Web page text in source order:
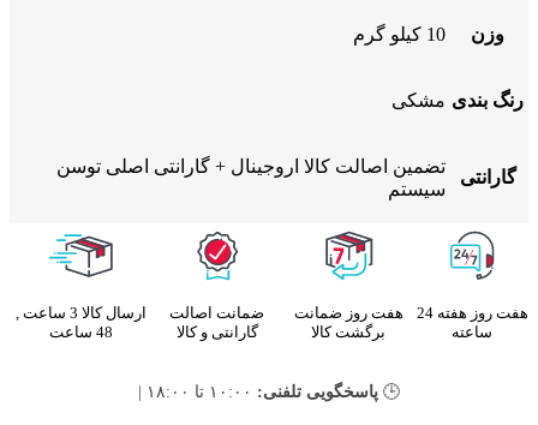
وزن 10 کیلو گرم
رنگ بندی مشکی
گارانتی
تضمین اصالت کالا اروجینال + گارانتی اصلی توسن
سیستم
هفت روز هفته 24
ساعته
هفت روز ضمانت
برگشت کالا
ضمانت اصالت
گارانتی و کالا
ارسال کالا 3 ساعت ,
48 ساعت
🕒 پاسخگویی تلفنی: